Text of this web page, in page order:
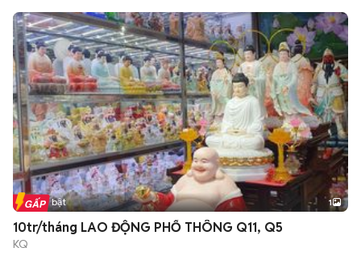
Tin nổi bật 1
10tr/tháng LAO ĐỘNG PHỔ THÔNG Q11, Q5
KQ